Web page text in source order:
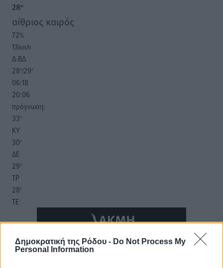
Δημοκρατική της Ρόδου - Do Not Process My
Personal Information
28°
αίθριος καιρός
72%
13km/h
Δ-ΒΔ
28°/29°
06:18
20:06
πρόγνωση:
33°
ΚΥ
30°
ΔΕ
29°
ΤΡ
28°
ΤΕ